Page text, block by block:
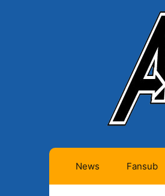
News Fansub